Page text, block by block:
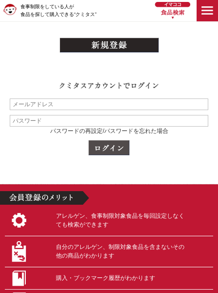
食事制限をしている人が
食品を探して購入できる“クミタス”
パスワードの再設定/パスワードを忘れた場合
アレルゲン、食事制限対象食品を毎回設定しなく
ても検索ができます
自分のアレルゲン、制限対象食品を含まないその
他の商品がわかります
購入・ブックマーク履歴がわかります